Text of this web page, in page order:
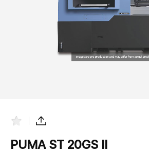
찾
기
공
하
기
PUMA ST 20GS II